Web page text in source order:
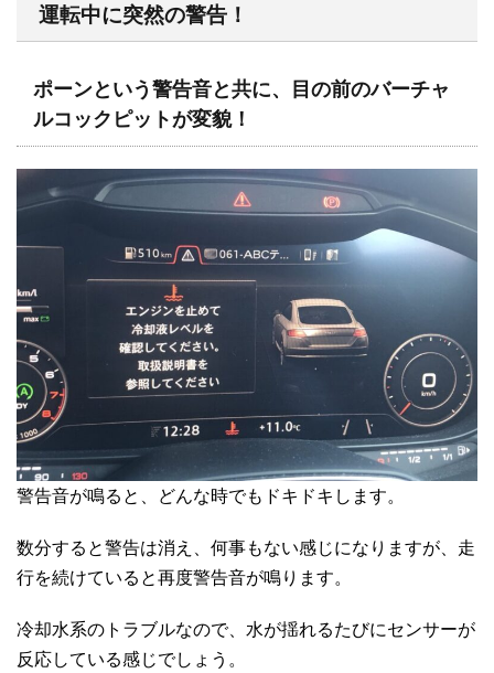
運転中に突然の警告！
ポーンという警告音と共に、目の前のバーチャ
ルコックピットが変貌！
警告音が鳴ると、どんな時でもドキドキします。
数分すると警告は消え、何事もない感じになりますが、走
行を続けていると再度警告音が鳴ります。
冷却水系のトラブルなので、水が揺れるたびにセンサーが
反応している感じでしょう。